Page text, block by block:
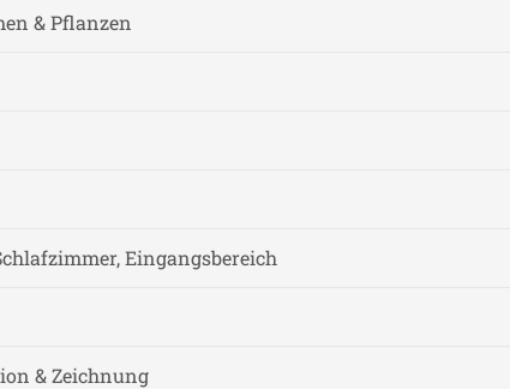
& Pflanzen
Eingangsbereich
& Zeichnung